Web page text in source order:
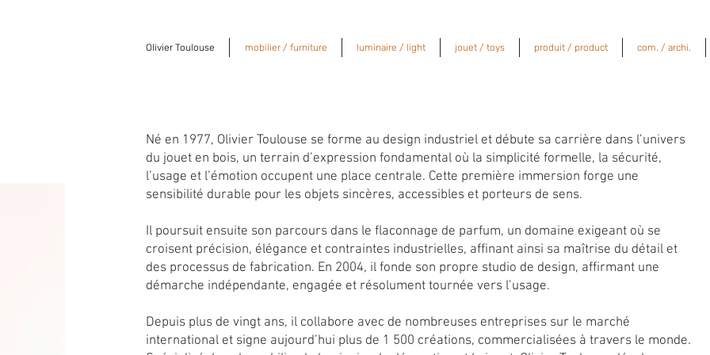
Olivier Toulouse mobilier / furniture luminaire / light jouet / toys produit / product com. / archi.
Né en 1977, Olivier Toulouse se forme au design industriel et débute sa carrière dans l’univers
du jouet en bois, un terrain d’expression fondamental où la simplicité formelle, la sécurité,
l’usage et l’émotion occupent une place centrale. Cette première immersion forge une
sensibilité durable pour les objets sincères, accessibles et porteurs de sens.
Il poursuit ensuite son parcours dans le flaconnage de parfum, un domaine exigeant où se
croisent précision, élégance et contraintes industrielles, affinant ainsi sa maîtrise du détail et
des processus de fabrication. En 2004, il fonde son propre studio de design, affirmant une
démarche indépendante, engagée et résolument tournée vers l’usage.
Depuis plus de vingt ans, il collabore avec de nombreuses entreprises sur le marché
international et signe aujourd’hui plus de 1 500 créations, commercialisées à travers le monde.